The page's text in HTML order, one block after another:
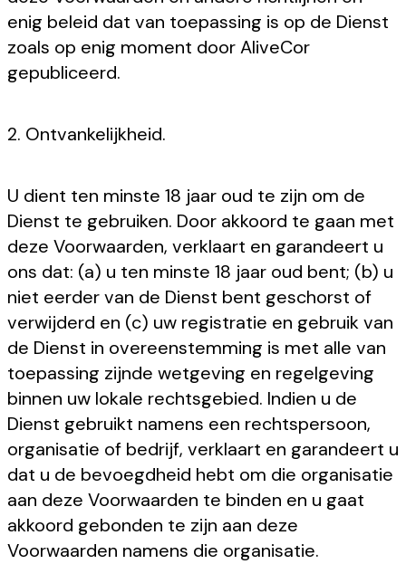
enig beleid dat van toepassing is op de Dienst
zoals op enig moment door AliveCor
gepubliceerd.
2. Ontvankelijkheid.
U dient ten minste 18 jaar oud te zijn om de
Dienst te gebruiken. Door akkoord te gaan met
deze Voorwaarden, verklaart en garandeert u
ons dat: (a) u ten minste 18 jaar oud bent; (b) u
niet eerder van de Dienst bent geschorst of
verwijderd en (c) uw registratie en gebruik van
de Dienst in overeenstemming is met alle van
toepassing zijnde wetgeving en regelgeving
binnen uw lokale rechtsgebied. Indien u de
Dienst gebruikt namens een rechtspersoon,
organisatie of bedrijf, verklaart en garandeert u
dat u de bevoegdheid hebt om die organisatie
aan deze Voorwaarden te binden en u gaat
akkoord gebonden te zijn aan deze
Voorwaarden namens die organisatie.